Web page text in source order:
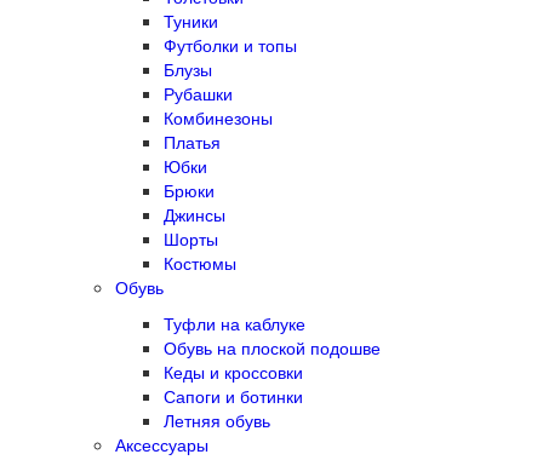
Туники
Футболки и топы
Блузы
Рубашки
Комбинезоны
Платья
Юбки
Брюки
Джинсы
Шорты
Костюмы
Обувь
Туфли на каблуке
Обувь на плоской подошве
Кеды и кроссовки
Сапоги и ботинки
Летняя обувь
Аксессуары